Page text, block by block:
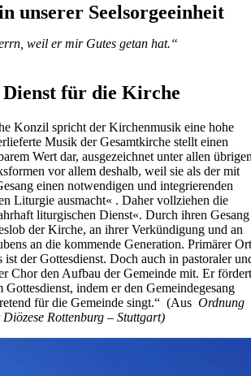
unserer Seelsorgeeinheit
weil er mir Gutes getan hat.“
für die Kirche
Konzil spricht der Kirchenmusik eine hohe
Musik der Gesamtkirche stellt einen
Wert dar, ausgezeichnet unter allen
vor allem deshalb, weil sie als der mit
einen notwendigen und integrierenden
Liturgie ausmacht« . Daher vollziehen die
liturgischen Dienst«. Durch ihren Gesang
der Kirche, an ihrer Verkündigung und an
an die kommende Generation. Primärer Ort
ist der Gottesdienst. Doch auch in pastoraler
Chor den Aufbau der Gemeinde mit. Er fördert
Gottesdienst, indem er den Gemeindegesang
für die Gemeinde singt.“ (Aus Ordnung
Rottenburg – Stuttgart)